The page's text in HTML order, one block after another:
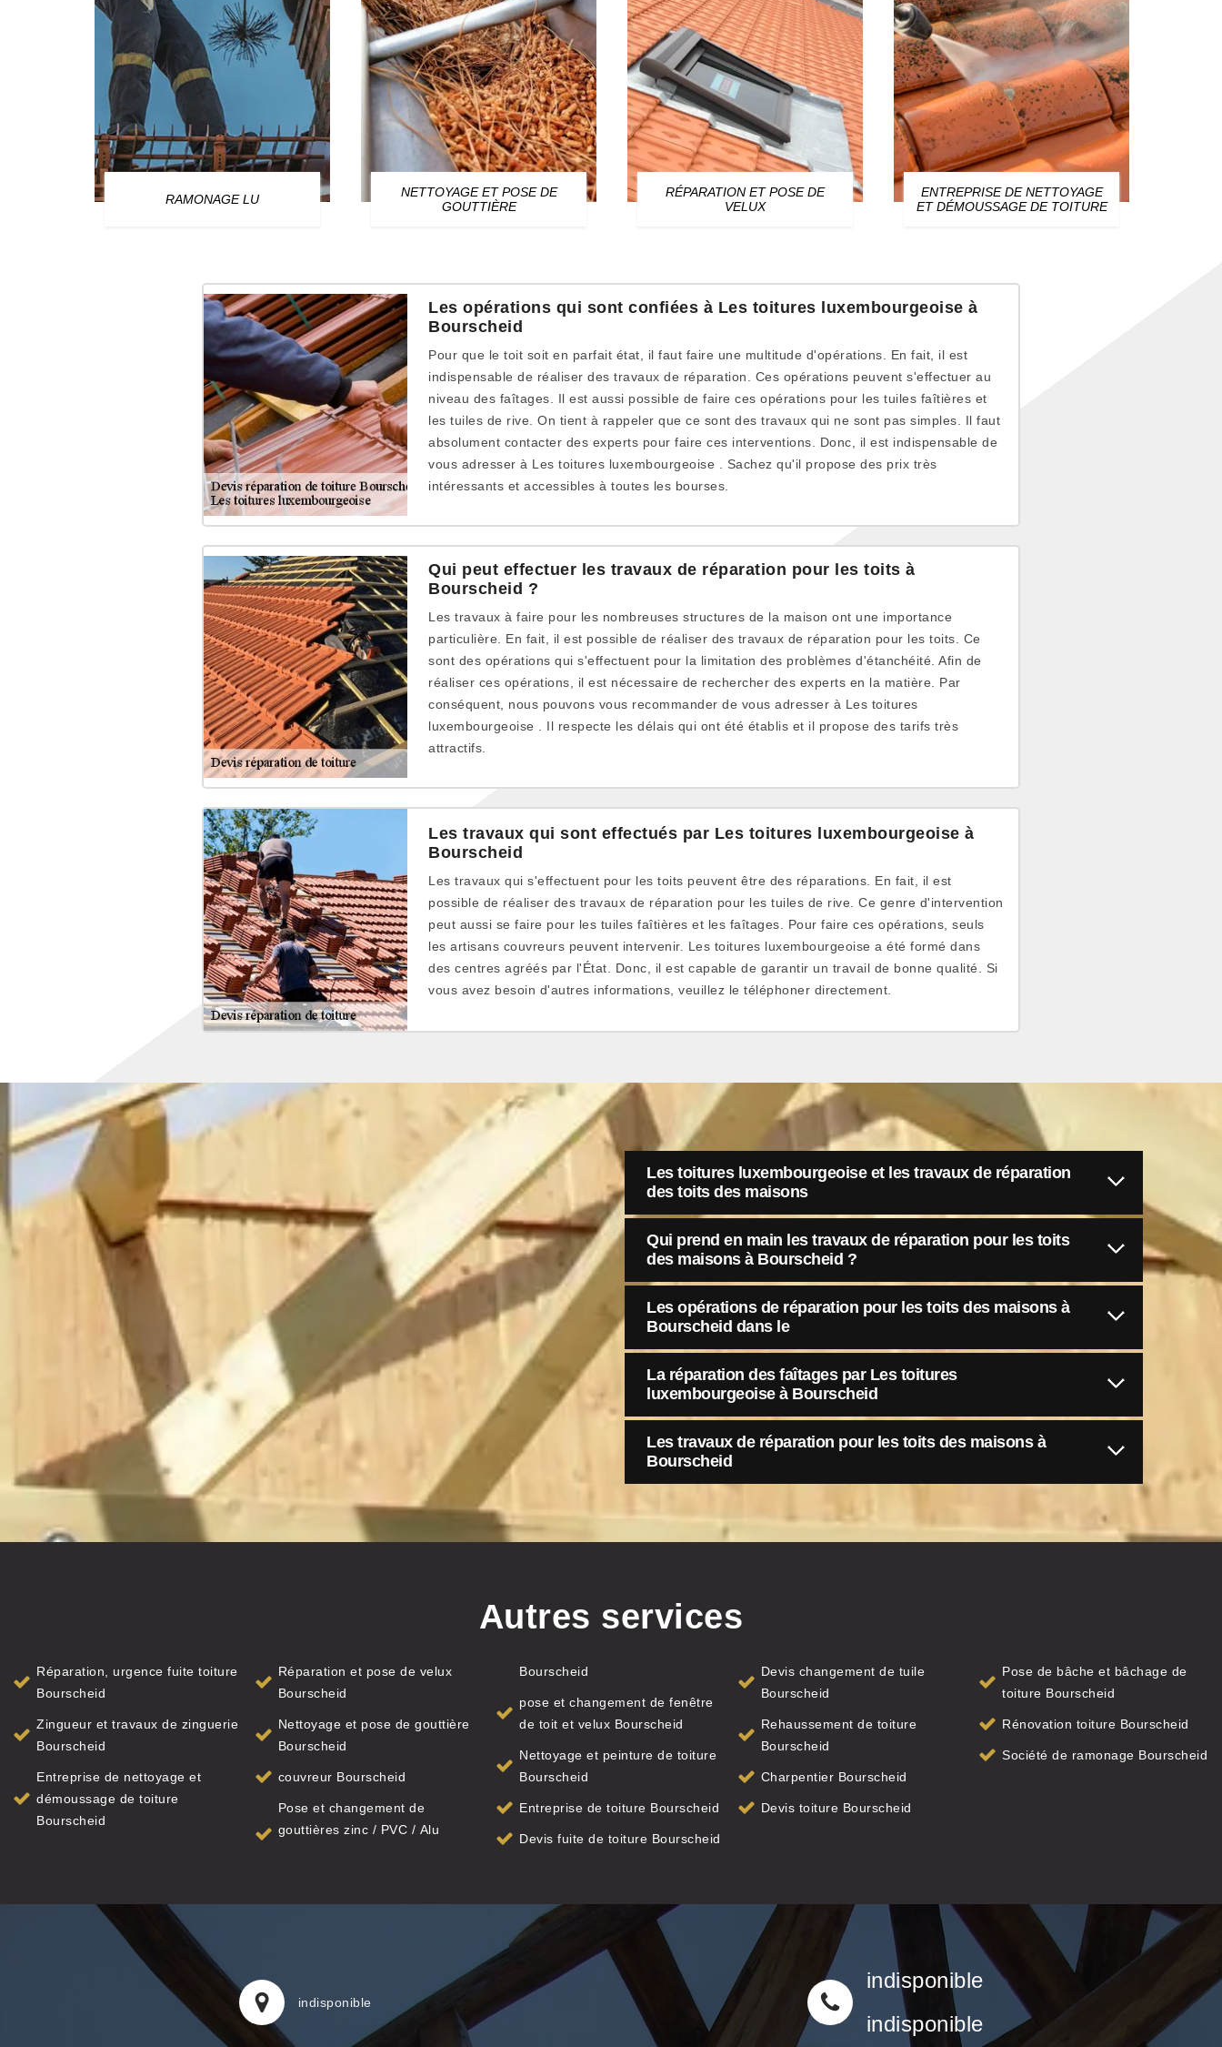
RAMONAGE LU
NETTOYAGE ET POSE DE
GOUTTIÈRE
RÉPARATION ET POSE DE
VELUX
ENTREPRISE DE NETTOYAGE
ET DÉMOUSSAGE DE TOITURE
Les opérations qui sont confiées à Les toitures luxembourgeoise à
Bourscheid
Pour que le toit soit en parfait état, il faut faire une multitude d'opérations. En fait, il est
indispensable de réaliser des travaux de réparation. Ces opérations peuvent s'effectuer au
niveau des faîtages. Il est aussi possible de faire ces opérations pour les tuiles faîtières et
les tuiles de rive. On tient à rappeler que ce sont des travaux qui ne sont pas simples. Il faut
absolument contacter des experts pour faire ces interventions. Donc, il est indispensable de
vous adresser à Les toitures luxembourgeoise . Sachez qu'il propose des prix très
intéressants et accessibles à toutes les bourses.
Qui peut effectuer les travaux de réparation pour les toits à
Bourscheid ?
Les travaux à faire pour les nombreuses structures de la maison ont une importance
particulière. En fait, il est possible de réaliser des travaux de réparation pour les toits. Ce
sont des opérations qui s'effectuent pour la limitation des problèmes d'étanchéité. Afin de
réaliser ces opérations, il est nécessaire de rechercher des experts en la matière. Par
conséquent, nous pouvons vous recommander de vous adresser à Les toitures
luxembourgeoise . Il respecte les délais qui ont été établis et il propose des tarifs très
attractifs.
Les travaux qui sont effectués par Les toitures luxembourgeoise à
Bourscheid
Les travaux qui s'effectuent pour les toits peuvent être des réparations. En fait, il est
possible de réaliser des travaux de réparation pour les tuiles de rive. Ce genre d'intervention
peut aussi se faire pour les tuiles faîtières et les faîtages. Pour faire ces opérations, seuls
les artisans couvreurs peuvent intervenir. Les toitures luxembourgeoise a été formé dans
des centres agréés par l'État. Donc, il est capable de garantir un travail de bonne qualité. Si
vous avez besoin d'autres informations, veuillez le téléphoner directement.
Les toitures luxembourgeoise et les travaux de réparation
des toits des maisons
Qui prend en main les travaux de réparation pour les toits
des maisons à Bourscheid ?
Les opérations de réparation pour les toits des maisons à
Bourscheid dans le
La réparation des faîtages par Les toitures
luxembourgeoise à Bourscheid
Les travaux de réparation pour les toits des maisons à
Bourscheid
Autres services
Réparation, urgence fuite toiture
Bourscheid
Zingueur et travaux de zinguerie
Bourscheid
Entreprise de nettoyage et
démoussage de toiture
Bourscheid
Réparation et pose de velux
Bourscheid
Nettoyage et pose de gouttière
Bourscheid
couvreur Bourscheid
Pose et changement de
gouttières zinc / PVC / Alu
Bourscheid
pose et changement de fenêtre
de toit et velux Bourscheid
Nettoyage et peinture de toiture
Bourscheid
Entreprise de toiture Bourscheid
Devis fuite de toiture Bourscheid
Devis changement de tuile
Bourscheid
Rehaussement de toiture
Bourscheid
Charpentier Bourscheid
Devis toiture Bourscheid
Pose de bâche et bâchage de
toiture Bourscheid
Rénovation toiture Bourscheid
Société de ramonage Bourscheid
indisponible
indisponible
indisponible